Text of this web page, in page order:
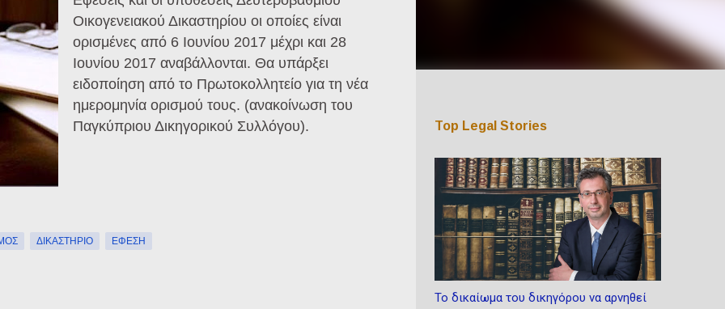
Οικογενειακού Δικαστηρίου οι οποίες είναι
ορισμένες από 6 Ιουνίου 2017 μέχρι και 28
Ιουνίου 2017 αναβάλλονται. Θα υπάρξει
ειδοποίηση από το Πρωτοκολλητείο για τη νέα
ημερομηνία ορισμού τους. (ανακοίνωση του
Παγκύπριου Δικηγορικού Συλλόγου).
ΔΙΚΑΣΤΉΡΙΟ ΈΦΕΣΗ
Top Legal Stories
Το δικαίωμα του δικηγόρου να αρνηθεί